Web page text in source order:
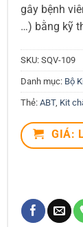
gây bệnh
…) bằng kỹ
SKU: SQV-109
Danh mục: Bộ
Thẻ: ABT, Kit
GIÁ: